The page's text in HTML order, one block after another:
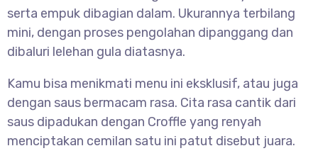
serta empuk dibagian dalam. Ukurannya terbilang
mini, dengan proses pengolahan dipanggang dan
dibaluri lelehan gula diatasnya.
Kamu bisa menikmati menu ini eksklusif, atau juga
dengan saus bermacam rasa. Cita rasa cantik dari
saus dipadukan dengan Croffle yang renyah
menciptakan cemilan satu ini patut disebut juara.